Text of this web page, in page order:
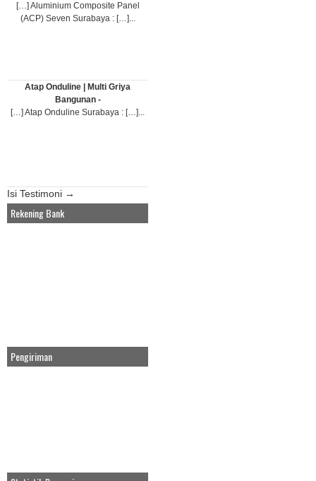
[…] Aluminium Composite Panel
(ACP) Seven Surabaya : […]...
Atap Onduline | Multi Griya
Bangunan -
[…] Atap Onduline Surabaya : […]...
Isi Testimoni →
Rekening Bank
Pengiriman